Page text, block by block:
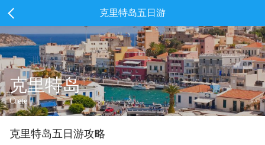
克里特岛五日游
克里特岛
Crete
克里特岛五 日游攻略